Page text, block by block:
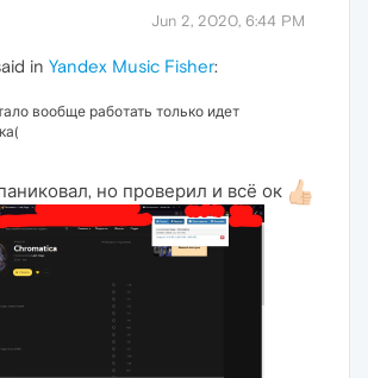
Jun 2, 2020, 6:44 PM
in Yandex Music Fisher:
вообще работать только идет
но проверил и всё ок